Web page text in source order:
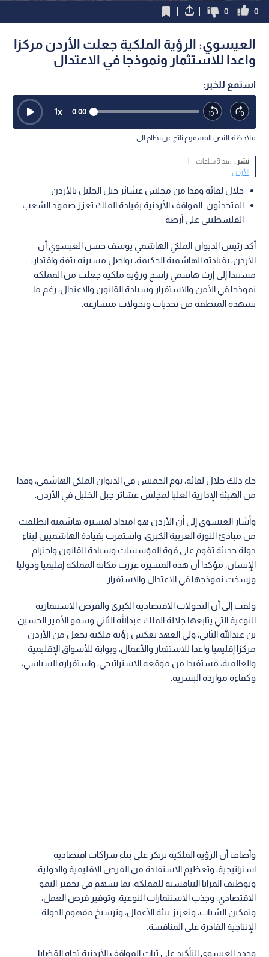
0
0
العيسوي: الرؤية الملكية جعلت الأردن مركزا
واعدا للاستثمار ونموذجا في الاعتدال
استمع للخبر:
0:00
1x
ملاحظة: النص المسموع ناتج عن نظام آلي
نشر : منذ 9 ساعات
|
الأردن
خلال لقائه وفدا من مجلس عشائر جبل الخليل بالأردن
المتحدثون: المواقف الأردنية بقيادة الملك تعزز صمود الشعب
الفلسطيني على أرضه
أكد رئيس الديوان الملكي الهاشمي يوسف حسن العيسوي أن
الأردن، بقيادته الهاشمية الحكيمة، يواصل مسيرته بثقة واقتدار،
مستندا إلى إرث هاشمي راسخ ورؤية ملكية جعلت من المملكة
نموذجا في الأمن والاستقرار وسيادة القانون والاعتدال، رغم ما
تشهده المنطقة من تحديات وتحولات متسارعة.
جاء ذلك خلال لقائه، يوم الخميس في الديوان الملكي الهاشمي، وفدا
من الهيئة الإدارية العليا لمجلس عشائر جبل الخليل في الأردن.
والعالمية، مستفيدا من موقعه الاستراتيجي، واستقراره السياسي،
وكفاءة موارده البشرية.